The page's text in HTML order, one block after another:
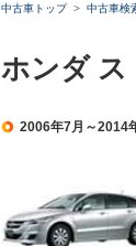
中古車トップ 中古車検
ホンダ ス
2006年7月～2014